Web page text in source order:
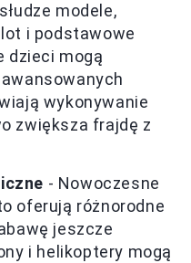
modele,
i podstawowe
dzieci mogą
wykonywanie
zwiększa frajdę z
- Nowoczesne
oferują różnorodne
jeszcze
i helikoptery mogą